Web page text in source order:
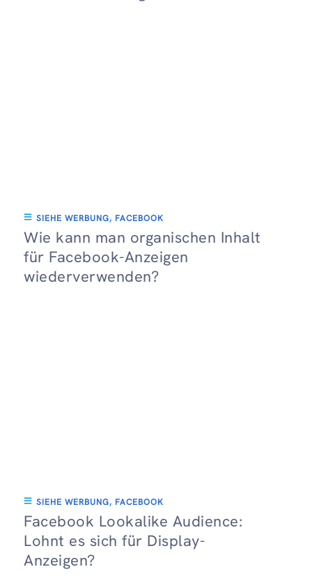
SIEHE WERBUNG, FACEBOOK
Wie kann man organischen Inhalt
für Facebook-Anzeigen
wiederverwenden?
SIEHE WERBUNG, FACEBOOK
Facebook Lookalike Audience:
Lohnt es sich für Display-
Anzeigen?